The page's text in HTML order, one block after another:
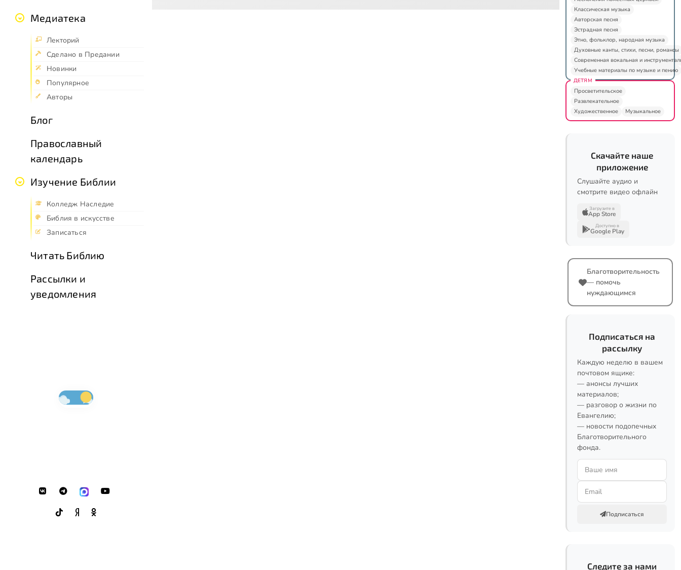
Медиатека
Лекторий
Сделано в Предании
Новинки
Популярное
Авторы
Блог
Православный
календарь
Изучение Библии
Колледж Наследие
Библия в искусстве
Записаться
Читать Библию
Рассылки и
уведомления
Классическая музыка
Авторская песня
Эстрадная песня
Этно, фольклор, народная музыка
Духовные канты, стихи, песни, романсы
Современная вокальная и
Учебные материалы по музыке и пению
ДЕТЯМ
Просветительское
Развлекательное
Художественное
Музыкальное
Скачайте наше
приложение
Слушайте аудио и
смотрите видео офлайн
Загрузите в
App Store
Доступно в
Google Play
Благотворительность
— помочь
нуждающимся
Подписаться на
рассылку
Каждую неделю в вашем
почтовом ящике:
— анонсы лучших
материалов;
— разговор о жизни по
Евангелию;
— новости подопечных
Благотворительного
фонда.
Подписаться
Следите за нами